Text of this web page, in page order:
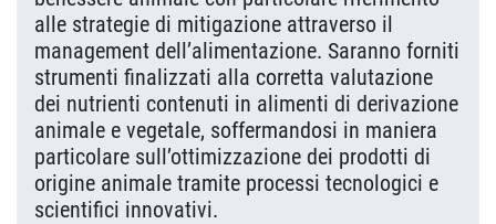
alle strategie di mitigazione attraverso il
management dell’alimentazione. Saranno forniti
strumenti finalizzati alla corretta valutazione
dei nutrienti contenuti in alimenti di derivazione
animale e vegetale, soffermandosi in maniera
particolare sull’ottimizzazione dei prodotti di
origine animale tramite processi tecnologici e
scientifici innovativi.